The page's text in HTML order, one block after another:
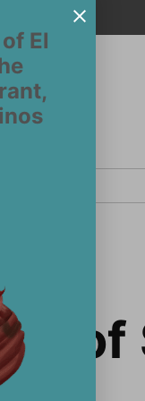
El